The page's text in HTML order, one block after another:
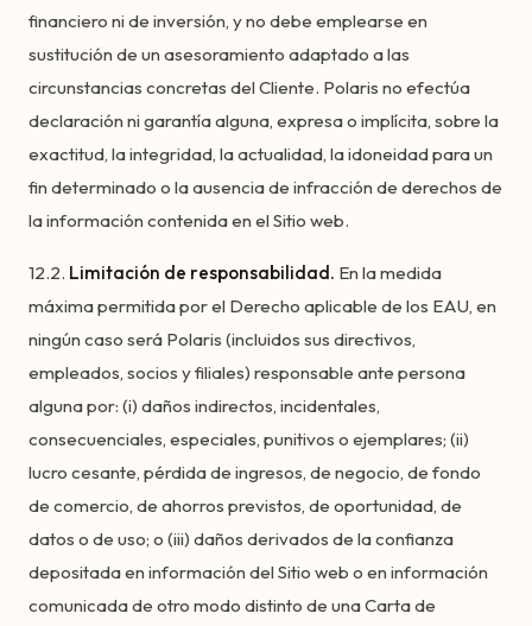
financiero ni de inversión, y no debe emplearse en
sustitución de un asesoramiento adaptado a las
circunstancias concretas del Cliente. Polaris no efectúa
declaración ni garantía alguna, expresa o implícita, sobre la
exactitud, la integridad, la actualidad, la idoneidad para un
fin determinado o la ausencia de infracción de derechos de
la información contenida en el Sitio web.
12.2. Limitación de responsabilidad. En la medida
máxima permitida por el Derecho aplicable de los EAU, en
ningún caso será Polaris (incluidos sus directivos,
empleados, socios y filiales) responsable ante persona
alguna por: (i) daños indirectos, incidentales,
consecuenciales, especiales, punitivos o ejemplares; (ii)
lucro cesante, pérdida de ingresos, de negocio, de fondo
de comercio, de ahorros previstos, de oportunidad, de
datos o de uso; o (iii) daños derivados de la confianza
depositada en información del Sitio web o en información
comunicada de otro modo distinto de una Carta de